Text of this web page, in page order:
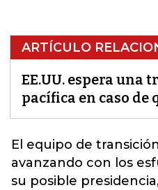
ARTÍCULO
EE.UU. espera una
pacífica en caso de
El equipo de
avanzando con los
su posible